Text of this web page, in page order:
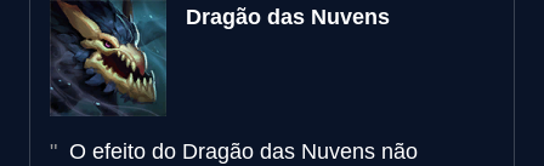
Dragão das Nuvens
O efeito do Dragão das Nuvens não